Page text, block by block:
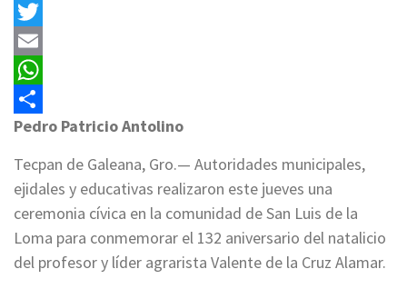
Facebook
Twitter
Email
WhatsApp
Compartir
Pedro Patricio Antolino
Tecpan de Galeana, Gro.— Autoridades municipales,
ejidales y educativas realizaron este jueves una
ceremonia cívica en la comunidad de San Luis de la
Loma para conmemorar el 132 aniversario del natalicio
del profesor y líder agrarista Valente de la Cruz Alamar.